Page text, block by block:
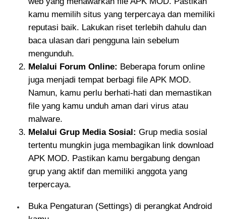
kamu memilih situs yang terpercaya dan memiliki
reputasi baik. Lakukan riset terlebih dahulu dan
baca ulasan dari pengguna lain sebelum
mengunduh.
Melalui Forum Online: Beberapa forum online
juga menjadi tempat berbagi file APK MOD.
Namun, kamu perlu berhati-hati dan memastikan
file yang kamu unduh aman dari virus atau
malware.
Melalui Grup Media Sosial: Grup media sosial
tertentu mungkin juga membagikan link download
APK MOD. Pastikan kamu bergabung dengan
grup yang aktif dan memiliki anggota yang
terpercaya.
Buka Pengaturan (Settings) di perangkat Android